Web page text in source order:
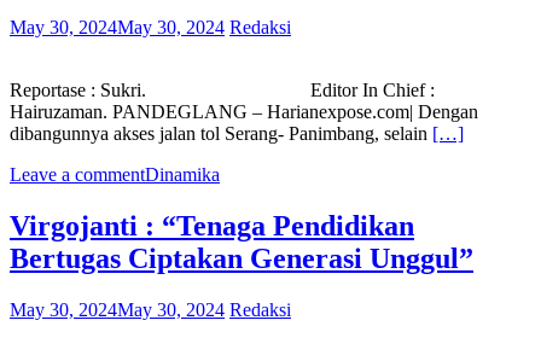
May 30, 2024May 30, 2024 Redaksi
Reportase : Sukri. Editor In Chief :
Hairuzaman. PANDEGLANG – Harianexpose.com| Dengan
dibangunnya akses jalan tol Serang- Panimbang, selain […]
Leave a commentDinamika
Virgojanti : “Tenaga Pendidikan
Bertugas Ciptakan Generasi Unggul”
May 30, 2024May 30, 2024 Redaksi